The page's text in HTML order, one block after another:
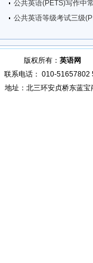
公共英语(PETS)写作中
公共英语等级考试三级
版权所有： 英语网
联系电话： 010-
地址：北三环安贞桥东蓝